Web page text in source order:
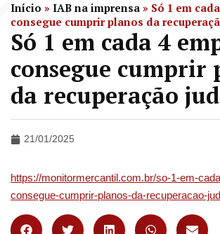
Início » IAB na imprensa » Só 1 em
consegue cumprir planos da
Só 1 em cada 4
consegue cumprir
da recuperação
21/01/2025
https://monitormercantil.com.br/so-1-em-
consegue-cumprir-planos-da-recuperacao-